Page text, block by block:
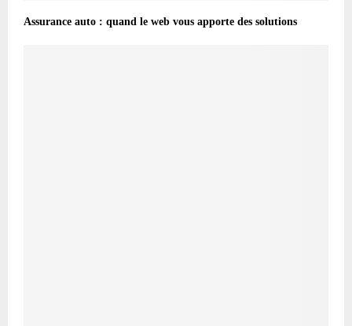
Assurance auto : quand le web vous apporte des solutions